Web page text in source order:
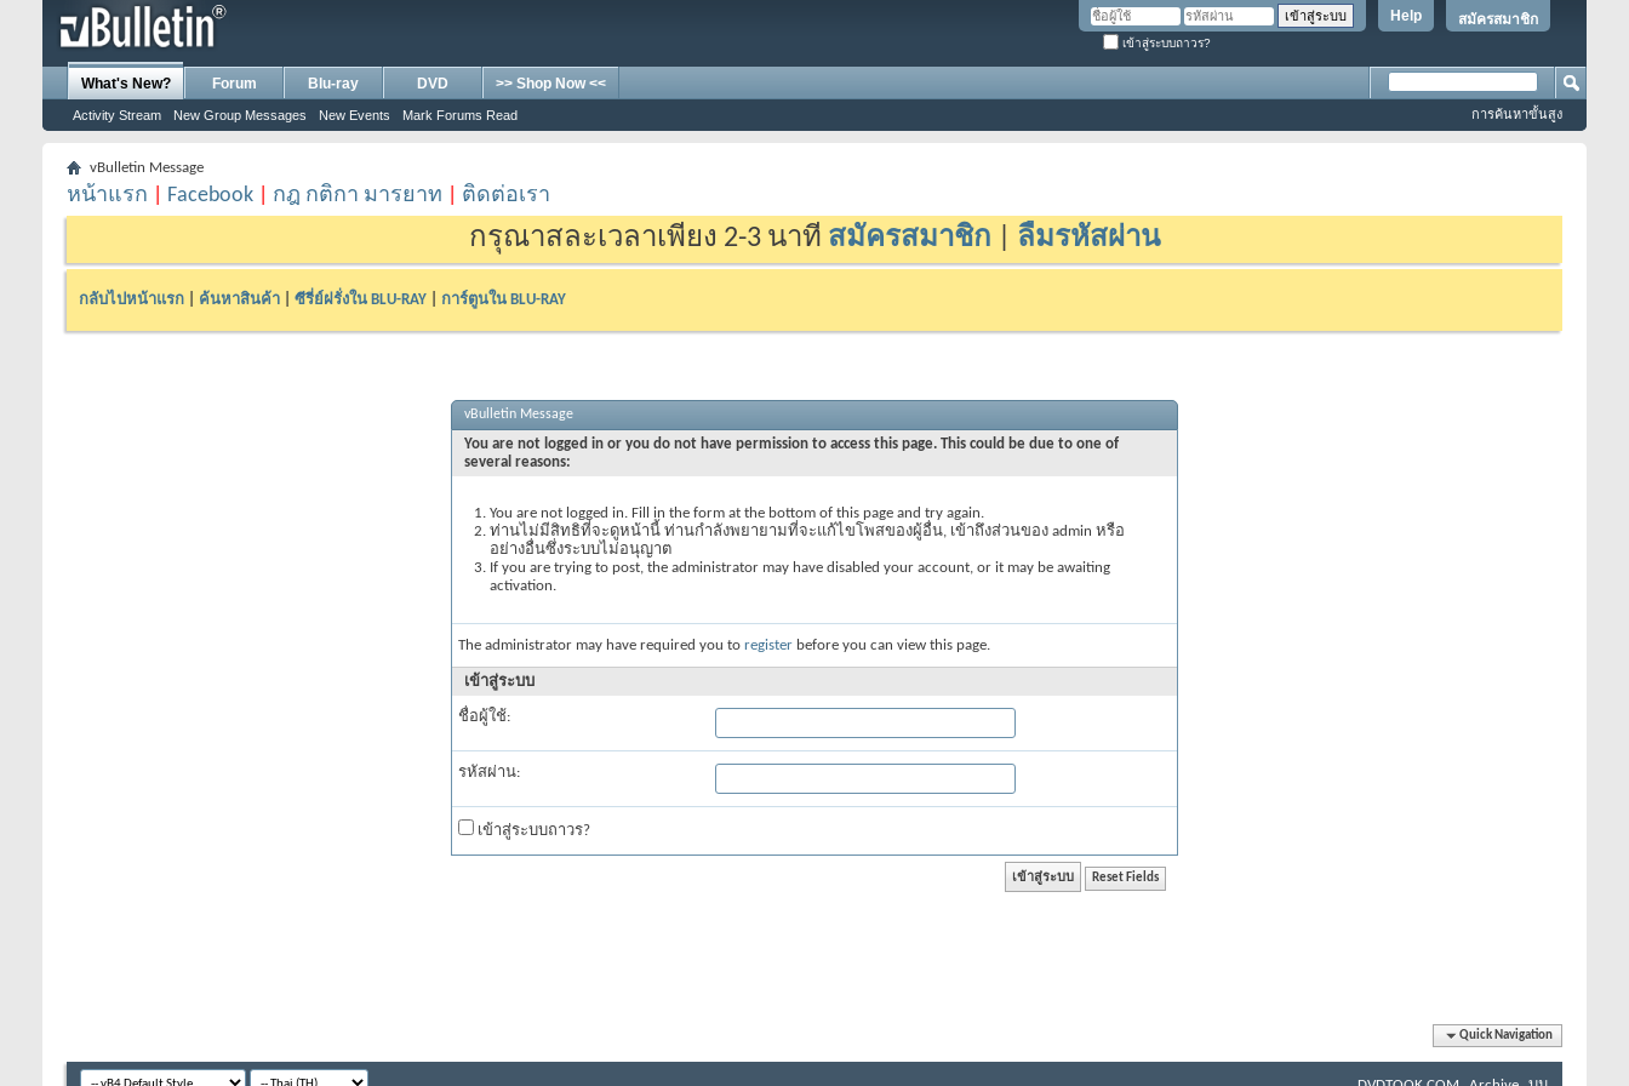
สมัครสมาชิก
Help
เข้าสู่ระบบถาวร?
What's New?
Activity Stream New Group Messages New Events Mark Forums Read
Forum Blu-ray DVD >> Shop Now <<
การค้นหาขั้นสูง
vBulletin Message
หน้าแรก Facebook กฎ กติกา มารยาท ติดต่อเรา
กรุณาสละเวลาเพียง 2-3 นาที สมัครสมาชิก ลืมรหัสผ่าน
กลับไปหน้าแรก ค้นหาสินค้า ซีรี่ย์ฝรั่งใน BLU-RAY การ์ตูนใน BLU-RAY
vBulletin Message
You are not logged in or you do not have permission to access this page. This could be due to one of
several reasons:
You are not logged in. Fill in the form at the bottom of this page and try again.
ท่านไม่มีสิทธิที่จะดูหน้านี้ ท่านกำลังพยายามที่จะแก้ไขโพสของผู้อื่น, เข้าถึงส่วนของ admin หรือ
อย่างอื่นซึ่งระบบไม่อนุญาต
If you are trying to post, the administrator may have disabled your account, or it may be awaiting
activation.
The administrator may have required you to register before you can view this page.
เข้าสู่ระบบ
ชื่อผู้ใช้:
รหัสผ่าน:
เข้าสู่ระบบถาวร?
Quick Navigation